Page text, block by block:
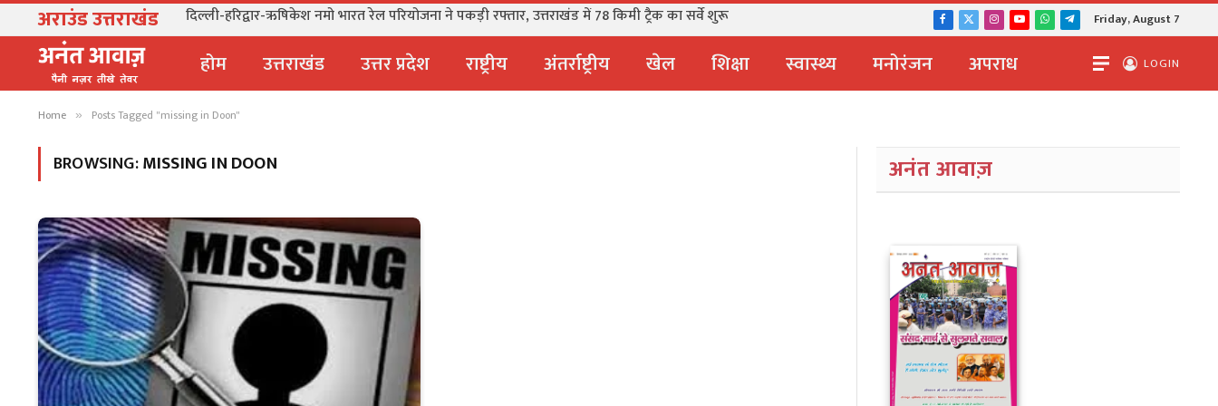
अराउंड उत्तराखंड उत्तराखंड: देवप्रयाग-पौड़ी मार्ग पर कार गहरी खाई में गिरी, 5 की मौत, एक बच्चा घायल Facebook
X
Instagram
YouTubeWhatsApp
TelegramFriday, August 7
होम उत्तराखंड उत्तर प्रदेश राष्ट्रीय अंतर्राष्ट्रीय खेल शिक्षा स्वास्थ्य मनोरंजन अपराध LOGIN
Home » Posts Tagged "missing in Doon"
BROWSING:MISSING IN DOON अनंत आवाज़